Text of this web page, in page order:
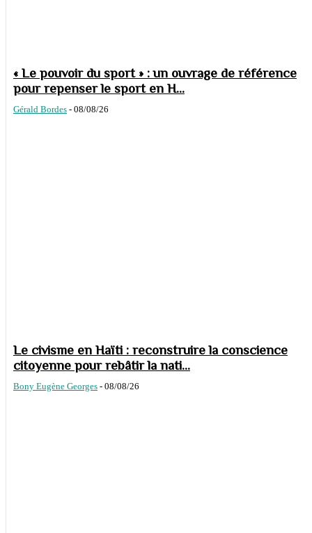
« Le pouvoir du sport » : un ouvrage de référence
pour repenser le sport en H...
Gérald Bordes - 08/08/26
Le civisme en Haïti : reconstruire la conscience
citoyenne pour rebâtir la nati...
Bony Eugène Georges - 08/08/26